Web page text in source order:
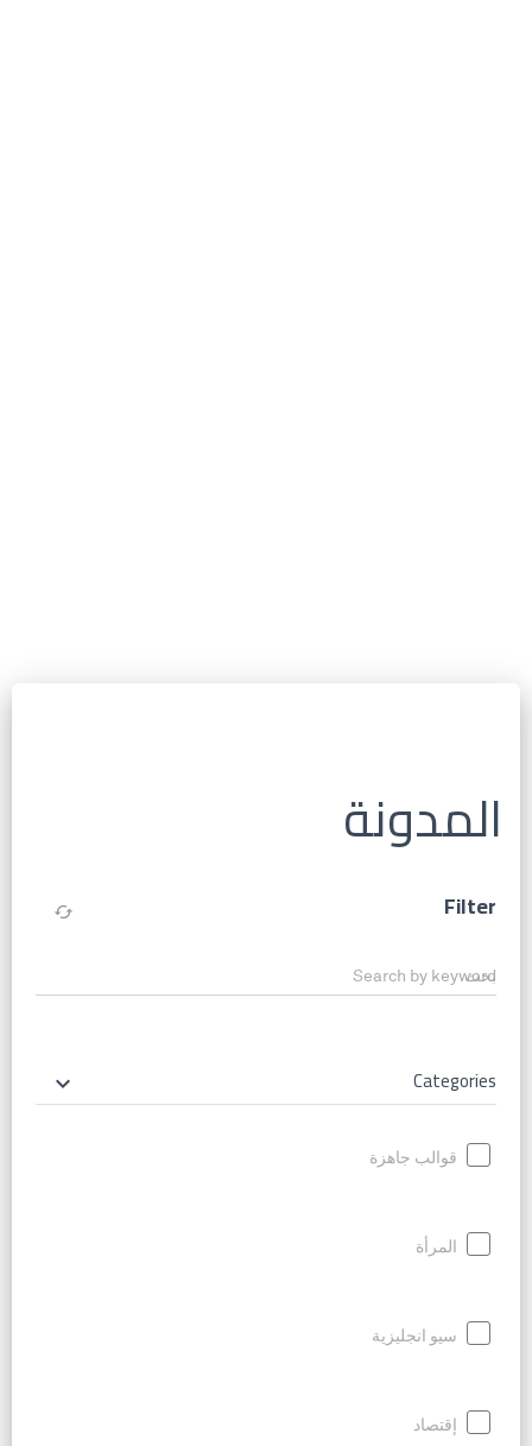
المدونة
Filter
cached
Search by keyword
Categories
keyboard_arrow_down
قوالب جاهزة
المرأة
سيو انجليزية
إقتصاد